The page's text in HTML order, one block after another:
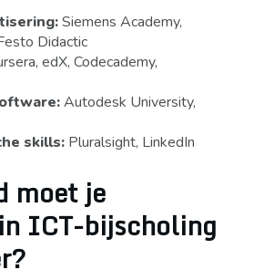
Siemens Academy,
Didactic
edX, Codecademy,
Autodesk University,
skills: Pluralsight, LinkedIn
moet je
ICT-bijscholing